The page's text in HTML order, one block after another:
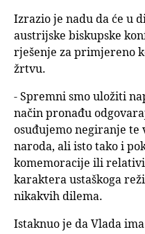
Izrazio je nadu da će u
austrijske biskupske
rješenje za primjereno
žrtvu.
- Spremni smo uložiti
način pronađu
osuđujemo negiranje
naroda, ali isto tako i
komemoracije ili
karaktera ustaškoga
nikakvih dilema.
Istaknuo je da Vlada